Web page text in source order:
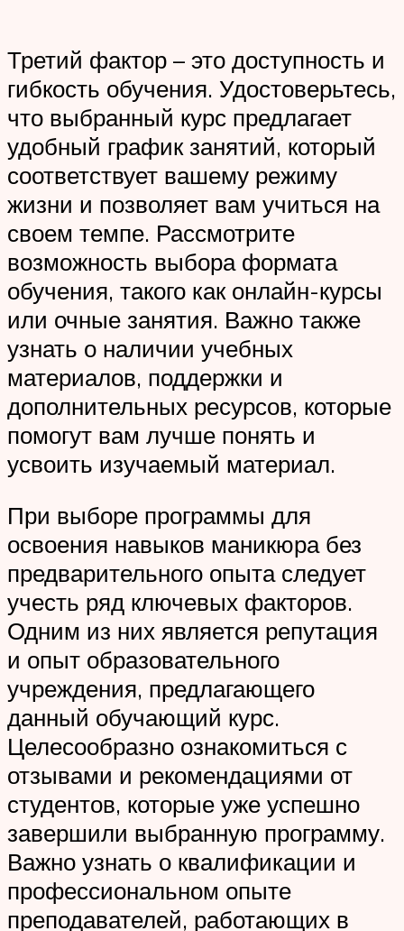
Третий фактор – это доступность и
гибкость обучения. Удостоверьтесь,
что выбранный курс предлагает
удобный график занятий, который
соответствует вашему режиму
жизни и позволяет вам учиться на
своем темпе. Рассмотрите
возможность выбора формата
обучения, такого как онлайн-курсы
или очные занятия. Важно также
узнать о наличии учебных
материалов, поддержки и
дополнительных ресурсов, которые
помогут вам лучше понять и
усвоить изучаемый материал.
При выборе программы для
освоения навыков маникюра без
предварительного опыта следует
учесть ряд ключевых факторов.
Одним из них является репутация
и опыт образовательного
учреждения, предлагающего
данный обучающий курс.
Целесообразно ознакомиться с
отзывами и рекомендациями от
студентов, которые уже успешно
завершили выбранную программу.
Важно узнать о квалификации и
профессиональном опыте
преподавателей, работающих в